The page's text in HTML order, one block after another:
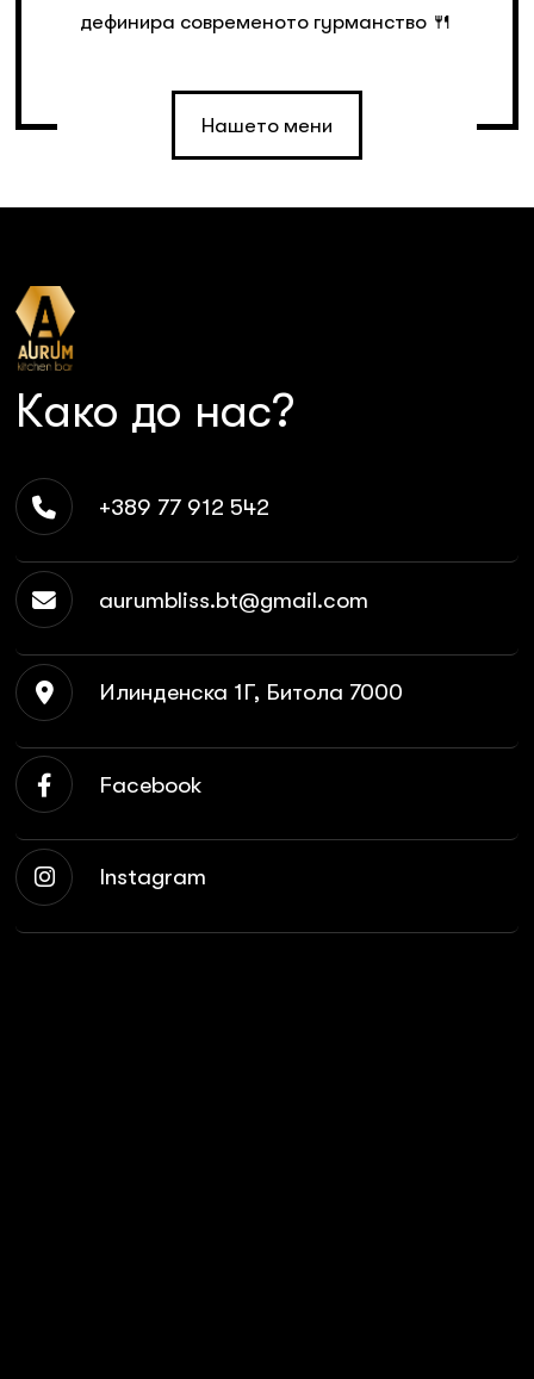
Нашето мени
дефинира современото гурманство 🍴
Како до нас?
+389 77 912 542
aurumbliss.bt@gmail.com
Илинденска 1Г, Битола 7000
Facebook
Instagram